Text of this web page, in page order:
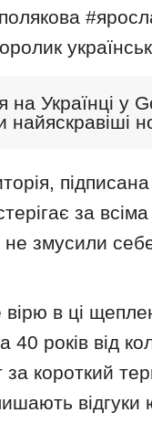
на Українці у
найяскравіші
за всіма
змусили
в ці
40 років від
короткий